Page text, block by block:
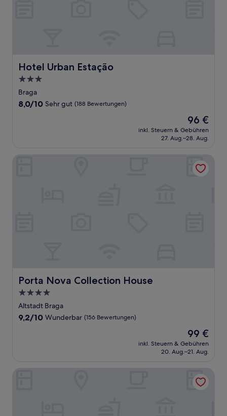
Hotel Urban Estação
Hotel Urban Estação
3.0-
Sterne-
Unterkunft
Braga
8.0
Bewertungen)
8,0/10 Sehr gut (188 Bewertungen)
Der
Preis
beträgt
96 €
inkl. Steuern & Gebühren
27. Aug.–28. Aug.
Porta Nova Collection House
Porta Nova Collection House
4.0-
Sterne-
Unterkunft
Altstadt Braga
9.2
9,2/10 Wunderbar (156 Bewertungen)
Der
Preis
beträgt
99 €
inkl. Steuern & Gebühren
20. Aug.–21. Aug.